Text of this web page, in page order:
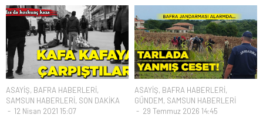
ASAYİŞ, BAFRA HABERLERİ,
SAMSUN HABERLERİ, SON DAKİKA
12 Nisan 2021 15:07
ASAYİŞ, BAFRA HABERLERİ,
GÜNDEM, SAMSUN HABERLERİ
29 Temmuz 2026 14:45